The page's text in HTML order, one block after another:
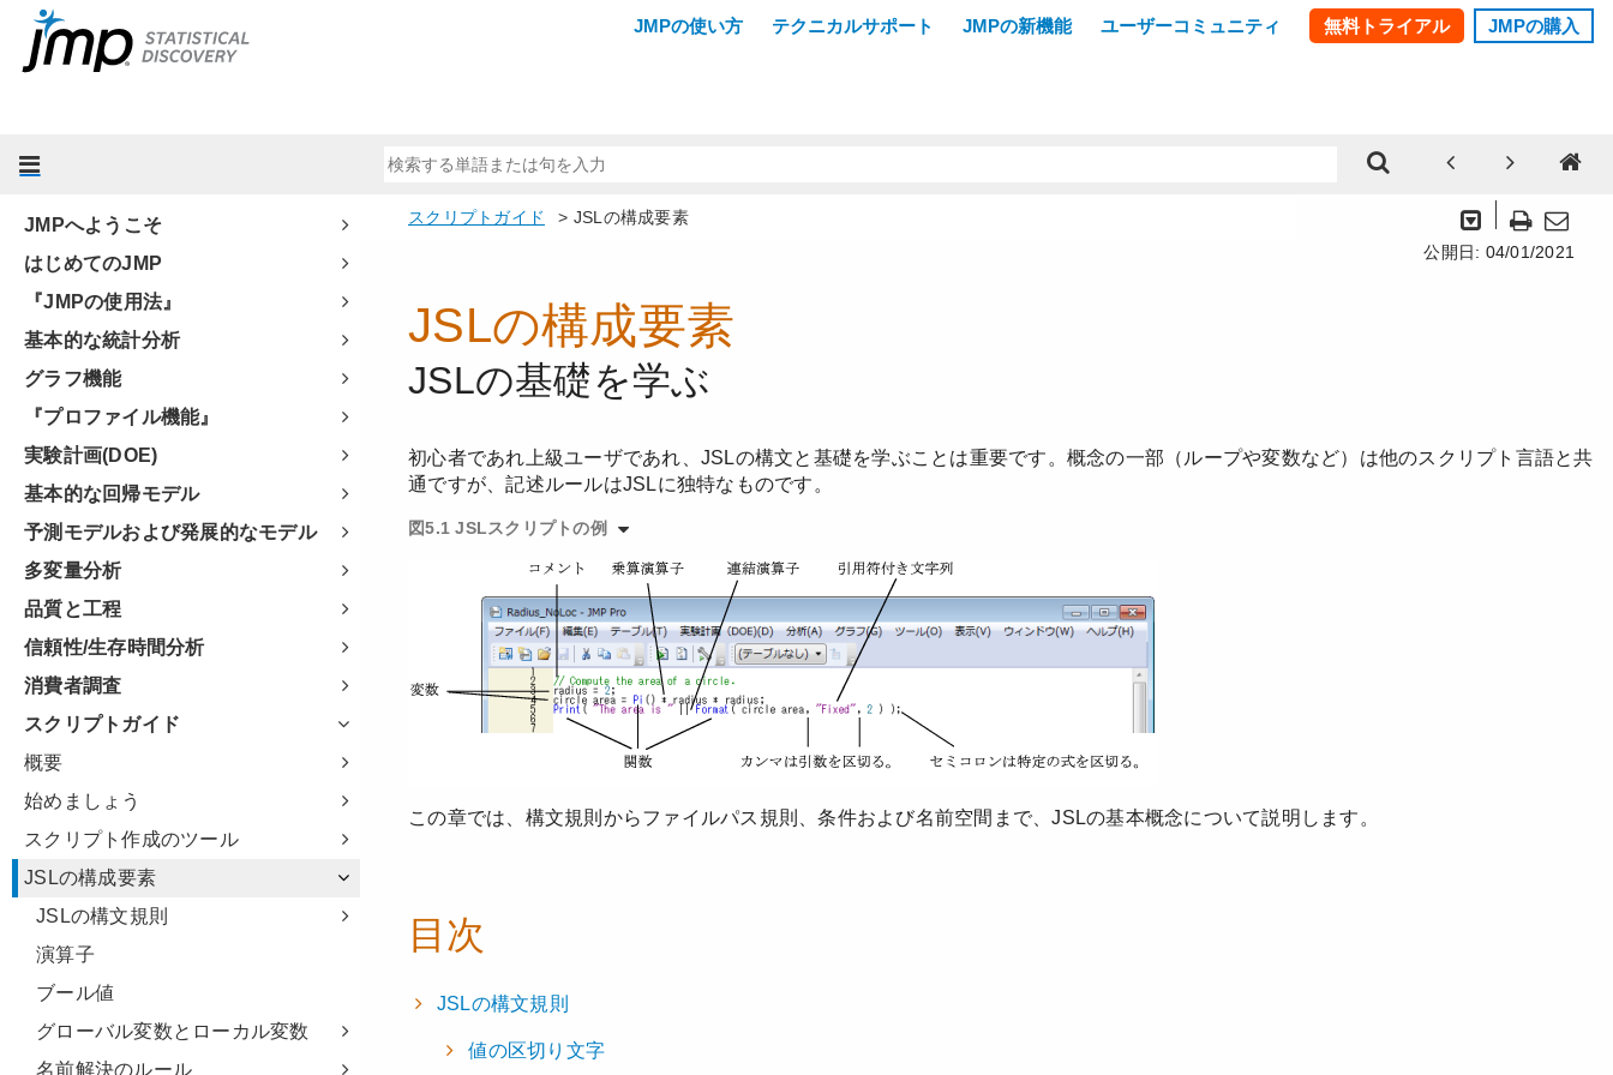
JMPへようこそ
はじめてのJMP
『JMPの使用法』
基本的な統計分析
グラフ機能
『プロファイル機能』
実験計画(DOE)
基本的な回帰モデル
予測モデルおよび発展的なモデル
多変量分析
品質と工程
信頼性/生存時間分析
消費者調査
スクリプトガイド
概要
始めましょう
スクリプト作成のツール
JSLの構成要素
JSLの構文規則
演算子
ブール値
グローバル変数とローカル変数
名前解決のルール